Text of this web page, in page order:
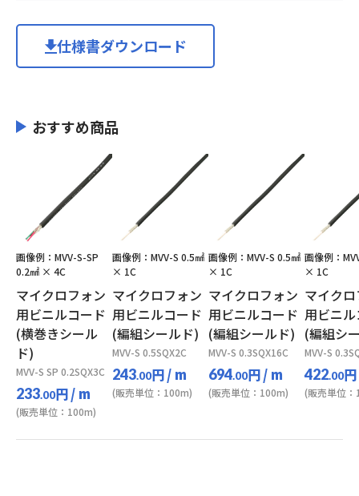
仕様書ダウンロード
おすすめ商品
画像例：MVV-S-SP
0.2㎟ × 4C
マイクロフォン
用ビニルコード
(横巻きシール
ド)
MVV-S SP 0.2SQX3C
233.00円/ m
(販売単位：100m)
画像例：MVV-S 0.5㎟
× 1C
マイクロフォン
用ビニルコード
(編組シールド)
MVV-S 0.5SQX2C
243.00円/ m
(販売単位：100m)
画像例：MVV-S 0.5㎟
× 1C
マイクロフォン
用ビニルコード
(編組シールド)
MVV-S 0.3SQX16C
694.00円/ m
(販売単位：100m)
画像例：
× 1C
マイク
用ビニ
(編組シ
MVV-S
422.00円
(販売単位